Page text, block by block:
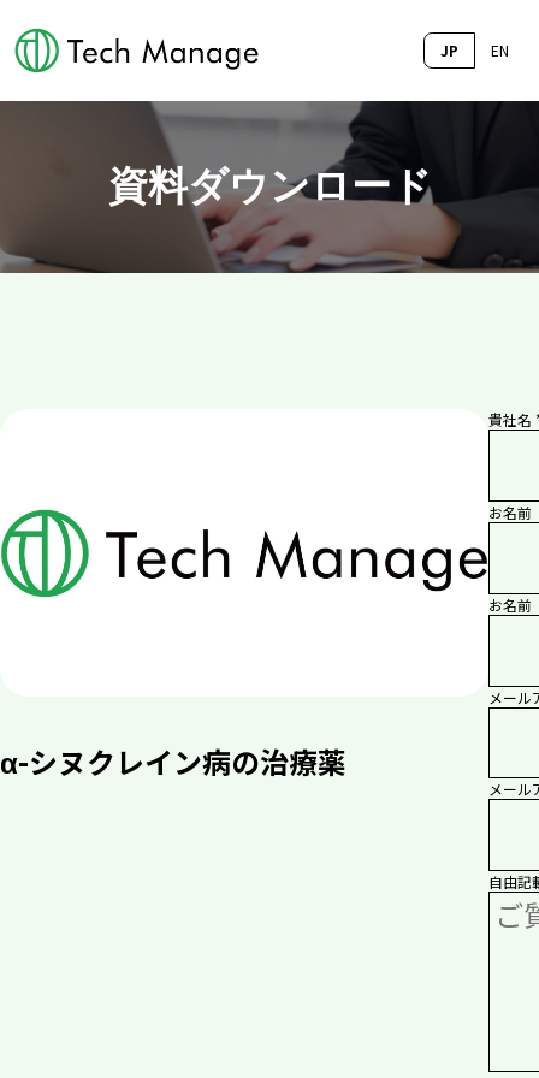
JP EN
資料ダウンロード
α-シヌクレイン病の治療薬
貴社名
お名
お名
メール
メール
自由記